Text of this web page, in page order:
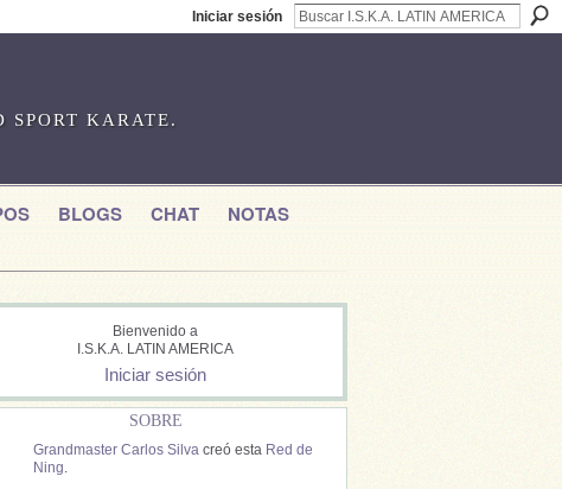
Iniciar sesión
KARATE.
BLOGS CHAT
NOTAS
Bienvenido a
I.S.K.A. LATIN AMERICA
Iniciar sesión
SOBRE
Grandmaster Carlos Silva creó esta Red de
Ning.